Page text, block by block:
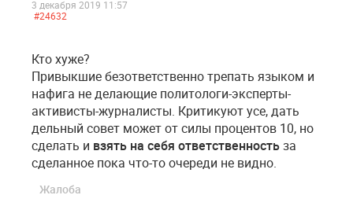
3 декабря 2019 11:57
#24632
Кто хуже?
Привыкшие безответственно трепать языком и
нафига не делающие политологи-эксперты-
активисты-журналисты. Критикуют усе, дать
дельный совет может от силы процентов 10, но
сделать и взять на себя ответственностьза
сделанное пока что-то очереди не видно.
Жалоба